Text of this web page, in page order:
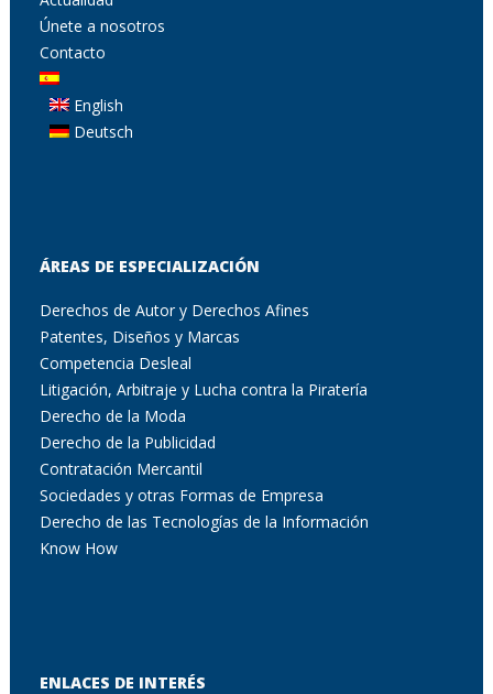
Únete a nosotros
Contacto
English
Deutsch
ÁREAS DE ESPECIALIZACIÓN
Derechos de Autor y Derechos Afines
Patentes, Diseños y Marcas
Competencia Desleal
Litigación, Arbitraje y Lucha contra la Piratería
Derecho de la Moda
Derecho de la Publicidad
Contratación Mercantil
Sociedades y otras Formas de Empresa
Derecho de las Tecnologías de la Información
Know How
ENLACES DE INTERÉS